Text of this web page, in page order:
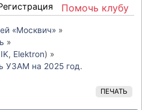
Помочь клубу
«Москвич» »
»
, Elektron) »
УЗАМ на 2025 год.
ПЕЧАТЬ